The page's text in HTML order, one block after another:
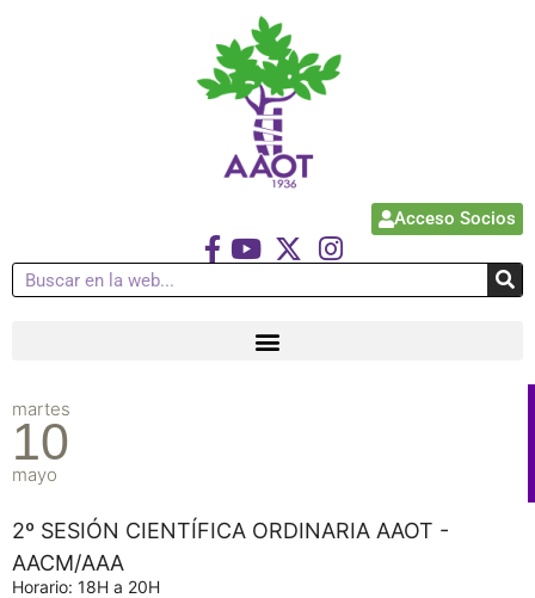
Acceso Socios
martes
10
mayo
2º SESIÓN CIENTÍFICA ORDINARIA AAOT -
AACM/AAA
Horario: 18H a 20H